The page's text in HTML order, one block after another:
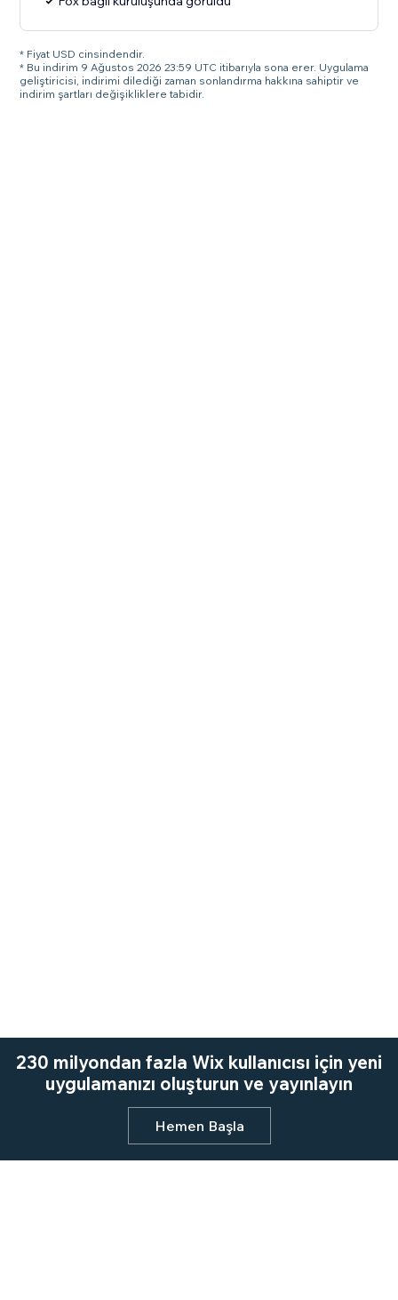
* Fiyat USD cinsindendir.
* Bu indirim 9 Ağustos 2026 23:59 UTC itibarıyla sona erer. Uygulama
geliştiricisi, indirimi dilediği zaman sonlandırma hakkına sahiptir ve
indirim şartları değişikliklere tabidir.
230 milyondan fazla Wix kullanıcısı için yeni
uygulamanızı oluşturun ve yayınlayın
Hemen Başla